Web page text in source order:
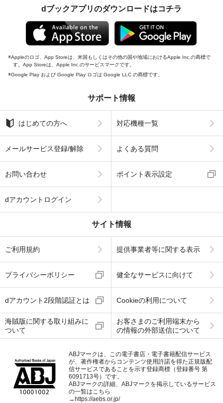
dブックアプリのダウンロードはコチラ
Appleのロゴ、App Storeは、米国もしくはその他の国や地域におけるApple Inc.の商標で
す。App Storeは、Apple Inc.のサービスマークです。
Google Play および Google Play ロゴは Google LLC の商標です。
サポート情報
はじめての方へ 対応機種一覧
メールサービス登録/解除 よくある質問
お問い合わせ ポイント表示設定
dアカウントログイン
サイト情報
ご利用規約 提供事業者等に関する表示
プライバシーポリシー 健全なサービスに向けて
dアカウント2段階認証とは Cookieの利用について
海賊版に関する取り組みに
ついて
お客さまのご利用端末から
の情報の外部送信について
ABJマークは、この電子書店・電子書籍配信サービス
が、著作権者からコンテンツ使用許諾を得た正規版配
信サービスであることを示す登録商標（登録番号 第
6091713号）です。
ABJマークの詳細、ABJマークを掲示しているサービス
の一覧はこちら
→https://aebs.or.jp/